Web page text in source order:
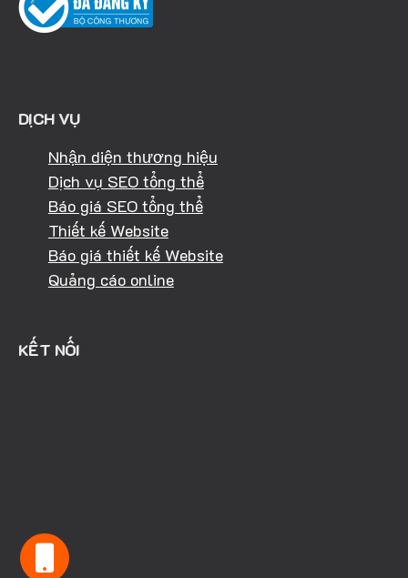
DỊCH VỤ
Nhận diện thương hiệu
Dịch vụ SEO tổng thể
Báo giá SEO tổng thể
Thiết kế Website
Báo giá thiết kế Website
Quảng cáo online
KẾT NỐI
HOTLINE: 0981.040.368
KINH DOANH: 094.303.4334